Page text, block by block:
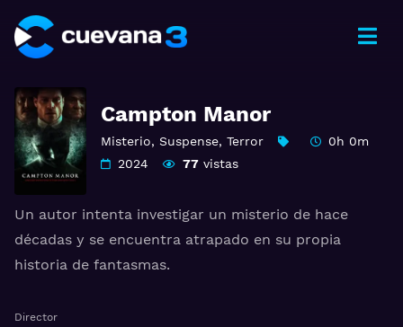
Campton Manor
Misterio, Suspense, Terror
0h 0m
2024
77 vistas
Un autor intenta investigar un misterio de hace
décadas y se encuentra atrapado en su propia
historia de fantasmas.
Director